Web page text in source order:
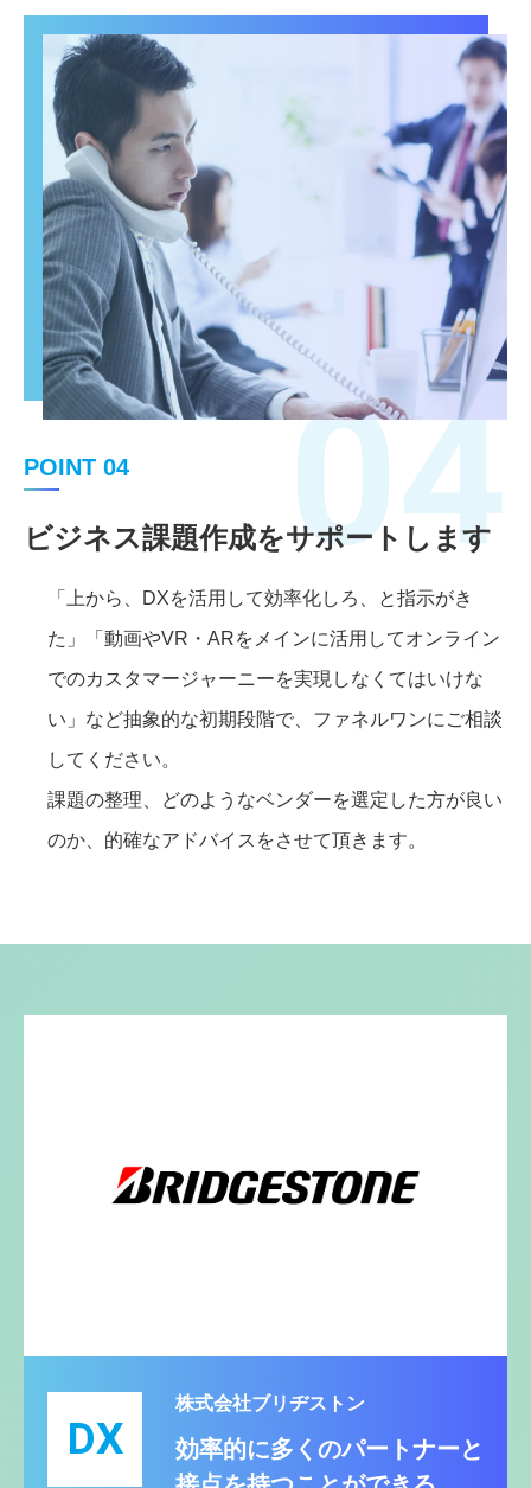
POINT 04
ビジネス課題作成をサポートします
04
「上から、DXを活用して効率化しろ、と指示がき
た」「動画やVR・ARをメインに活用してオンライン
でのカスタマージャーニーを実現しなくてはいけな
い」など抽象的な初期段階で、ファネルワンにご相談
してください。
課題の整理、どのようなベンダーを選定した方が良い
のか、的確なアドバイスをさせて頂きます。
DX
株式会社ブリヂストン
効率的に多くのパートナーと